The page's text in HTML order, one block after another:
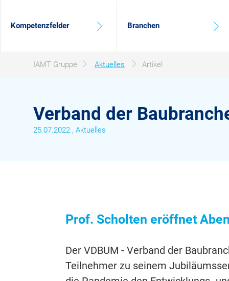
Kompetenzfelder Branchen
Sie sind hier:
IAMT Gruppe Aktuelles Artikel
Verband der
25.07.2022 , Aktuelles
Prof. Scholten eröffnet
Der VDBUM - Verband der
Teilnehmer zu seinem